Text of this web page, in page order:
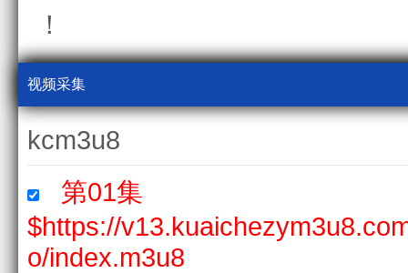
！
视频采集
kcm3u8
第01集
$https://
o/index.m3u8